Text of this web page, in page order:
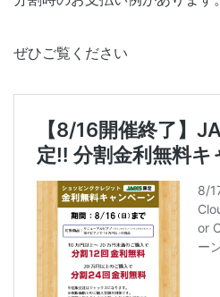
ぜひご覧ください